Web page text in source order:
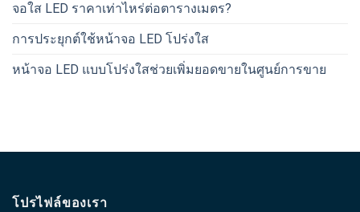
จอใส LED ราคาเท่าไหร่ต่อตารางเมตร?
การประยุกต์ใช้หน้าจอ LED โปร่งใส
หน้าจอ LED แบบโปร่งใสช่วยเพิ่มยอดขายในศูนย์การขาย
โปรไฟล์ของเรา